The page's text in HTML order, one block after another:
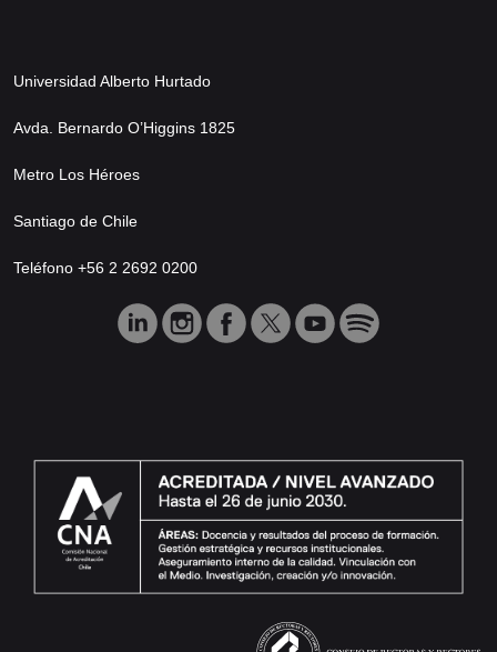
Universidad Alberto Hurtado
Avda. Bernardo O’Higgins 1825
Metro Los Héroes
Santiago de Chile
Teléfono +56 2 2692 0200